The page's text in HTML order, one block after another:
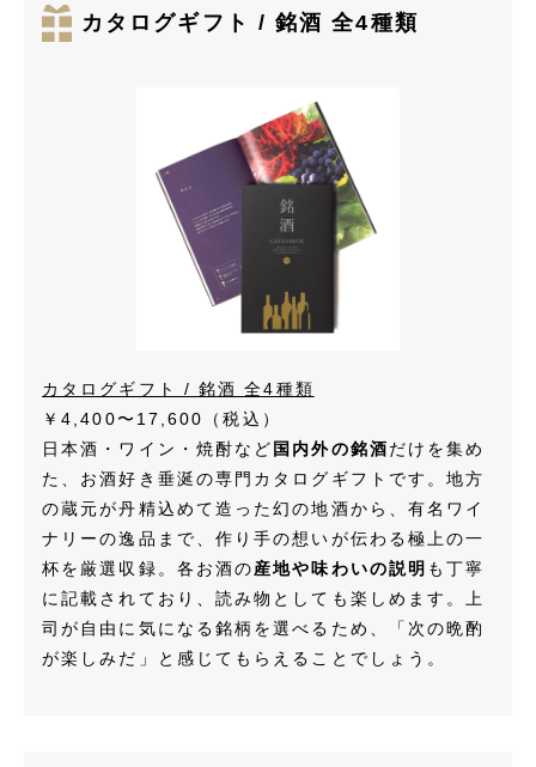
カタログギフト / 銘酒 全4種類
カタログギフト / 銘酒 全4種類
￥4,400〜17,600
（税込）
日本酒・ワイン・焼酎など 国内外の銘酒だけを集め
た、お酒好き垂涎の専門カタログギフトです。地方
の蔵元が丹精込めて造った幻の地酒から、有名ワイ
ナリーの逸品まで、作り手の想いが伝わる極上の一
杯を厳選収録。各お酒の産地や味わいの説明 も丁寧
に記載されており、読み物としても楽しめます。上
司が自由に気になる銘柄を選べるため、「次の晩酌
が楽しみだ」と感じてもらえることでしょう。